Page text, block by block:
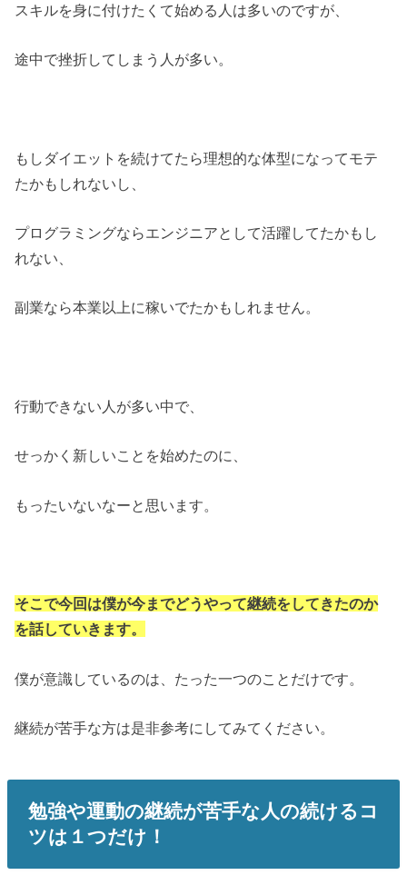
スキルを身に付けたくて始める人は多いのですが、
途中で挫折してしまう人が多い。
もしダイエットを続けてたら理想的な体型になってモテ
たかもしれないし、
プログラミングならエンジニアとして活躍してたかもし
れない、
副業なら本業以上に稼いでたかもしれません。
行動できない人が多い中で、
せっかく新しいことを始めたのに、
もったいないなーと思います。
そこで今回は僕が今までどうやって継続をしてきたのか
を話していきます。
僕が意識しているのは、たった一つのことだけです。
継続が苦手な方は是非参考にしてみてください。
勉強や運動の継続が苦手な人の続けるコ
ツは１つだけ！